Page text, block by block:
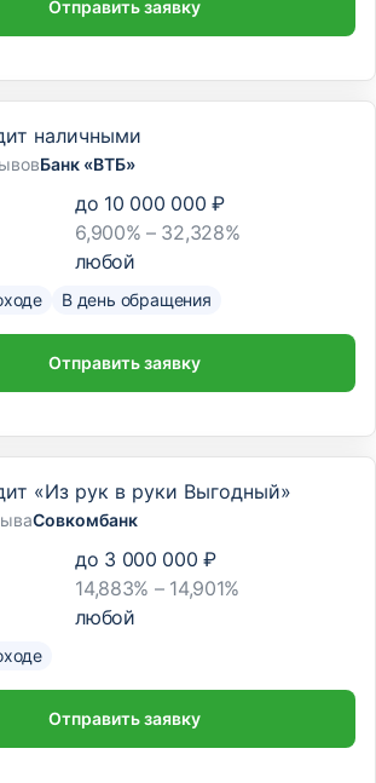
Отправить заявку
наличными
Банк «ВТБ»
до 10 000 000 ₽
6,900% – 32,328%
любой
В день обращения
Отправить заявку
«Из рук в руки Выгодный»
Совкомбанк
до 3 000 000 ₽
14,883% – 14,901%
любой
Отправить заявку